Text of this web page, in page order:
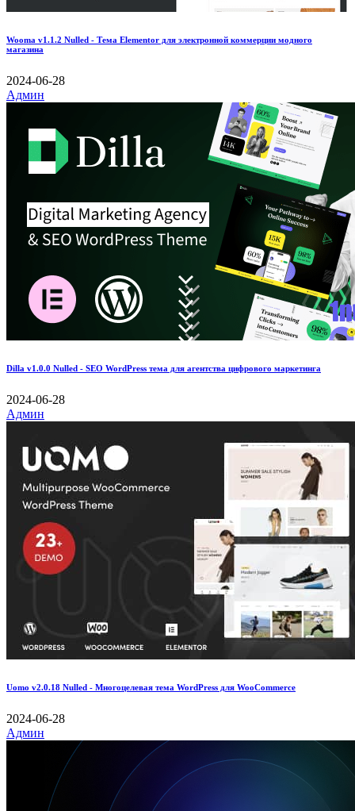
Wooma v1.1.2 Nulled - Тема Elementor для электронной коммерции модного
магазина
2024-06-28
Админ
Dilla v1.0.0 Nulled - SEO WordPress тема для агентства цифрового маркетинга
2024-06-28
Админ
Uomo v2.0.18 Nulled - Многоцелевая тема WordPress для WooCommerce
2024-06-28
Админ